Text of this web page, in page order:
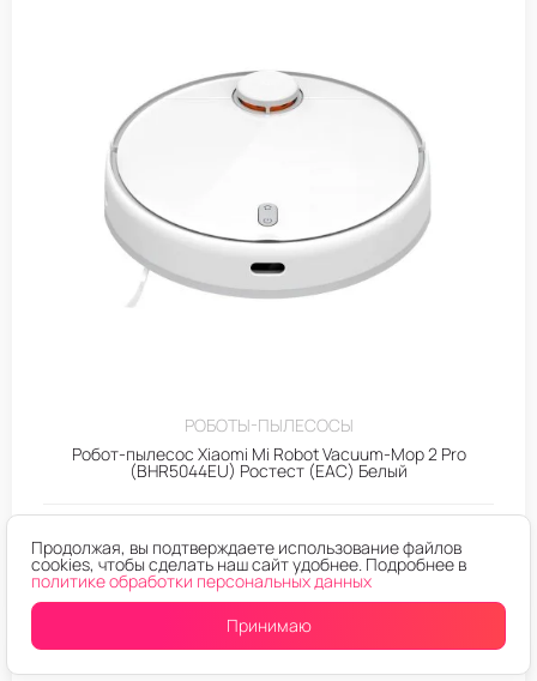
РОБОТЫ-ПЫЛЕСОСЫ
Робот-пылесос Xiaomi Mi Robot Vacuum-Mop 2 Pro
(BHR5044EU) Ростест (EAC) Белый
Уведомить о поступлении
Продолжая, вы подтверждаете использование файлов
cookies, чтобы сделать наш сайт удобнее. Подробнее в
политике обработки персональных данных
Принимаю